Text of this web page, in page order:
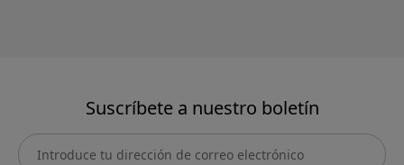
Suscríbete a nuestro boletín